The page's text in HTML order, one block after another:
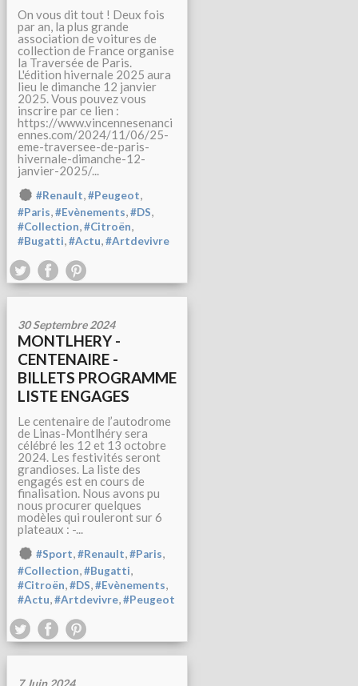
On vous dit tout ! Deux fois
par an, la plus grande
association de voitures de
collection de France organise
la Traversée de Paris.
L'édition hivernale 2025 aura
lieu le dimanche 12 janvier
2025. Vous pouvez vous
inscrire par ce lien :
https://www.vincennesenanci
ennes.com/2024/11/06/25-
eme-traversee-de-paris-
hivernale-dimanche-12-
janvier-2025/...
#Renault,#Peugeot,
#Paris,#Evènements,#DS,
#Collection,#Citroën,
#Bugatti,#Actu,#Artdevivre
30 Septembre 2024
MONTLHERY -
CENTENAIRE -
BILLETS PROGRAMME
LISTE ENGAGES
Le centenaire de l’autodrome
de Linas-Montlhéry sera
célébré les 12 et 13 octobre
2024. Les festivités seront
grandioses. La liste des
engagés est en cours de
finalisation. Nous avons pu
nous procurer quelques
modèles qui rouleront sur 6
plateaux : -...
#Sport,#Renault,#Paris,
#Collection,#Bugatti,
#Citroën,#DS,#Evènements,
#Actu,#Artdevivre,#Peugeot